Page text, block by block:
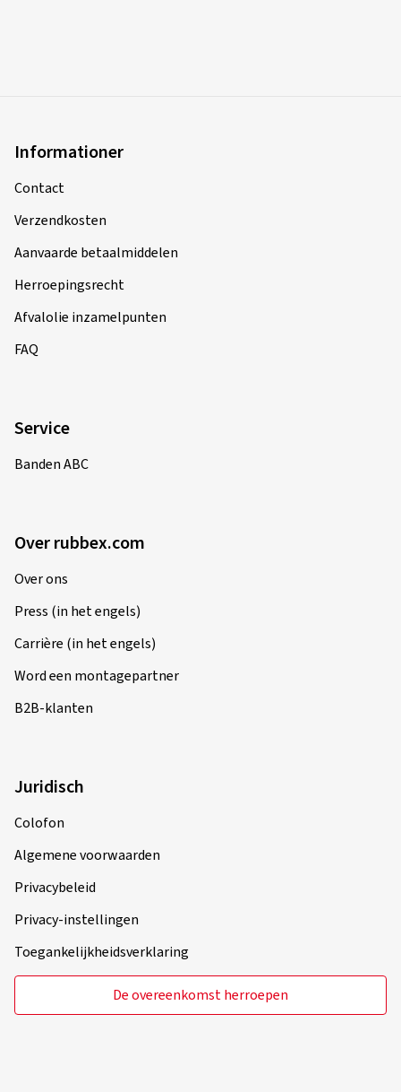
Informationer
Contact
Verzendkosten
Aanvaarde betaalmiddelen
Herroepingsrecht
Afvalolie inzamelpunten
FAQ
Service
Banden ABC
Over rubbex.com
Over ons
Press (in het engels)
Carrière (in het engels)
Word een montagepartner
B2B-klanten
Juridisch
Colofon
Algemene voorwaarden
Privacybeleid
Privacy-instellingen
Toegankelijkheidsverklaring
De overeenkomst herroepen